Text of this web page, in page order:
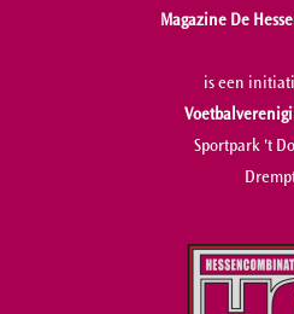
Magazine De
is een
Sportpark 't